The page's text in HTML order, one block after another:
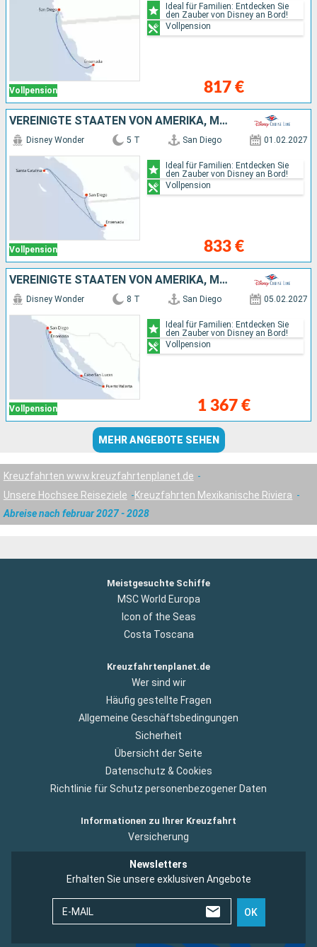
Vollpension 817 €
Ideal für Familien: Entdecken Sie
den Zauber von Disney an Bord!
Vollpension
VEREINIGTE STAATEN VON AMERIKA, MEXIKO
Vollpension
Disney Wonder 5 T San Diego 01.02.2027
833 €
Ideal für Familien: Entdecken Sie
den Zauber von Disney an Bord!
Vollpension
VEREINIGTE STAATEN VON AMERIKA, MEXIKO
Vollpension
Disney Wonder 8 T San Diego 05.02.2027
1 367 €
Ideal für Familien: Entdecken Sie
den Zauber von Disney an Bord!
Vollpension
MEHR ANGEBOTE SEHEN
Kreuzfahrten www.kreuzfahrtenplanet.de
Unsere Hochsee Reiseziele
Kreuzfahrten Mexikanische Riviera
Abreise nach februar 2027 - 2028
Meistgesuchte Schiffe
MSC World Europa
Icon of the Seas
Costa Toscana
Kreuzfahrtenplanet.de
Wer sind wir
Häufig gestellte Fragen
Allgemeine Geschäftsbedingungen
Sicherheit
Übersicht der Seite
Datenschutz & Cookies
Richtlinie für Schutz personenbezogener Daten
Informationen zu Ihrer Kreuzfahrt
Versicherung
Newsletters
Erhalten Sie unsere exklusiven Angebote
E-MAIL OK